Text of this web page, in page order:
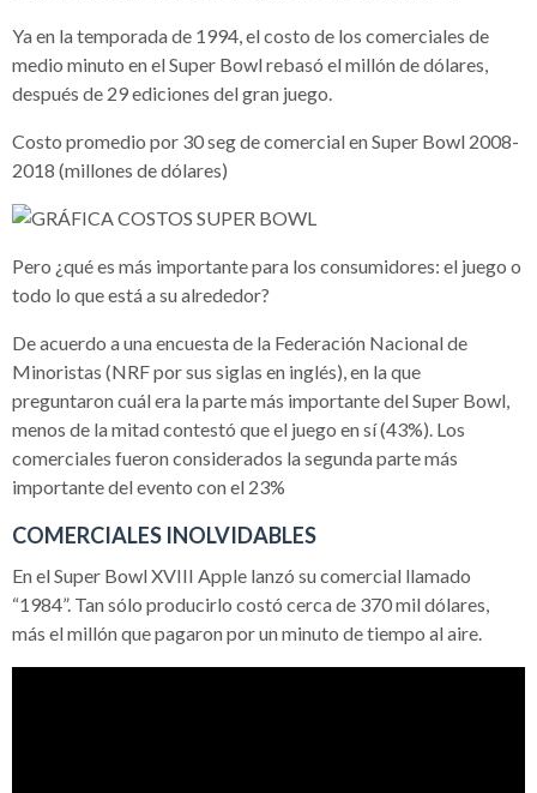
Ya en la temporada de 1994, el costo de los comerciales de
medio minuto en el Super Bowl rebasó el millón de dólares,
después de 29 ediciones del gran juego.
Costo promedio por 30 seg de comercial en Super Bowl 2008-
2018 (millones de dólares)
Pero ¿qué es más importante para los consumidores: el juego o
todo lo que está a su alrededor?
De acuerdo a una encuesta de la Federación Nacional de
Minoristas (NRF por sus siglas en inglés), en la que
preguntaron cuál era la parte más importante del Super Bowl,
menos de la mitad contestó que el juego en sí (43%). Los
comerciales fueron considerados la segunda parte más
importante del evento con el 23%
COMERCIALES INOLVIDABLES
En el Super Bowl XVIII Apple lanzó su comercial llamado
“1984”. Tan sólo producirlo costó cerca de 370 mil dólares,
más el millón que pagaron por un minuto de tiempo al aire.